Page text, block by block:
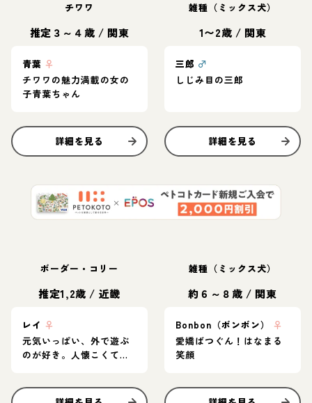
チワワ
推定３～４歳 / 関東
青葉 ♀
チワワの魅力満載の女の
子青葉ちゃん
詳細を見る
雑種（ミックス犬）
1〜2歳 / 関東
三郎 ♂
しじみ目の三郎
詳細を見る
ボーダー・コリー
推定1,2歳 / 近畿
レイ ♀
元気いっぱい、外で遊ぶ
のが好き。人懐こくてあ
雑種（ミックス犬）
約６～８歳 / 関東
Bonbon（ボンボン）
♀
愛嬌ばつぐん！はなまる
笑顔